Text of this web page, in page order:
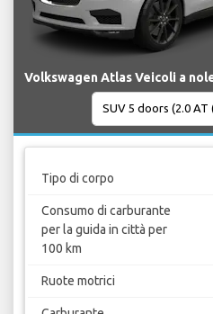
Volkswagen Atlas Veicoli a
Tipo di corpo
Consumo di carburante
per la guida in città per
100 km
Ruote motrici